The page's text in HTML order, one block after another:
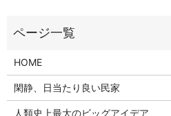
HOME
閑静、日当たり良い民家
人類史上最大のビッグアイデア